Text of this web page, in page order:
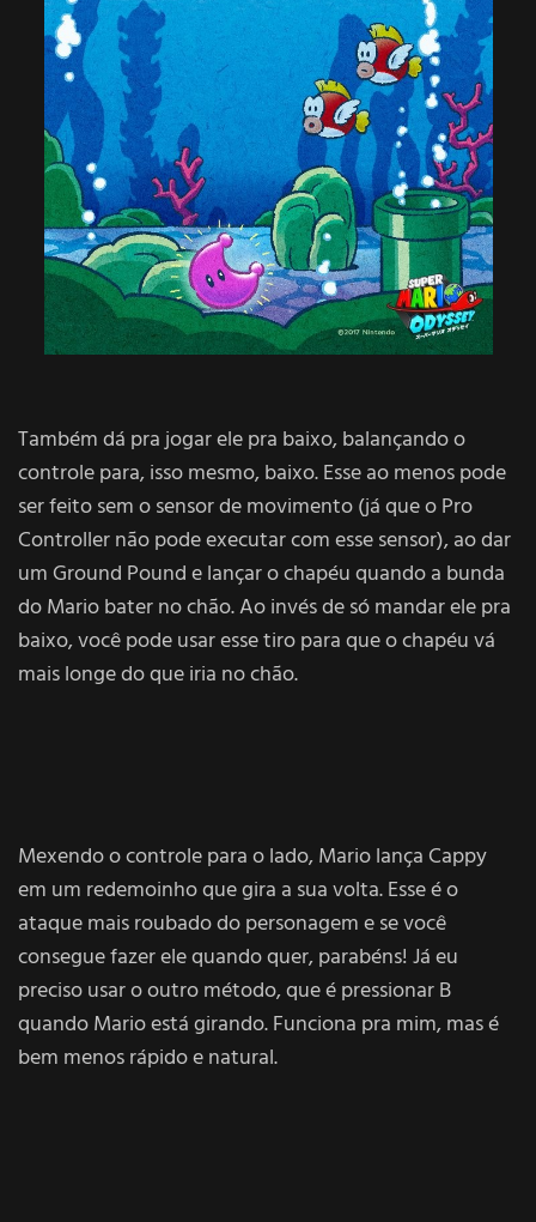
Também dá pra jogar ele pra baixo, balançando o
controle para, isso mesmo, baixo. Esse ao menos pode
ser feito sem o sensor de movimento (já que o Pro
Controller não pode executar com esse sensor), ao dar
um Ground Pound e lançar o chapéu quando a bunda
do Mario bater no chão. Ao invés de só mandar ele pra
baixo, você pode usar esse tiro para que o chapéu vá
mais longe do que iria no chão.
Mexendo o controle para o lado, Mario lança Cappy
em um redemoinho que gira a sua volta. Esse é o
ataque mais roubado do personagem e se você
consegue fazer ele quando quer, parabéns! Já eu
preciso usar o outro método, que é pressionar B
quando Mario está girando. Funciona pra mim, mas é
bem menos rápido e natural.